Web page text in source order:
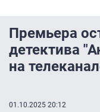
Премьера
детектива
на
01.10.2025 20:12